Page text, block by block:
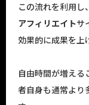
この流れを利用
アフィリエイトサ
効果的に成果を上
自由時間が増える
者自身も通常より